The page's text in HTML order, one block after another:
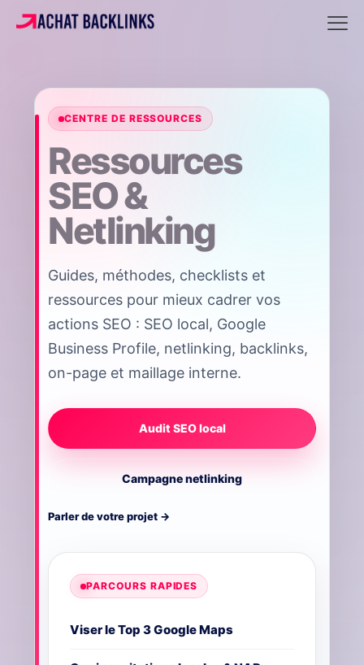
CENTRE DE RESSOURCES
Ressources
SEO &
Netlinking
Guides, méthodes, checklists et
ressources pour mieux cadrer vos
actions SEO : SEO local, Google
Business Profile, netlinking, backlinks,
on-page et maillage interne.
Audit SEO local
Campagne netlinking
Parler de votre projet →
PARCOURS RAPIDES
Viser le Top 3 Google Maps